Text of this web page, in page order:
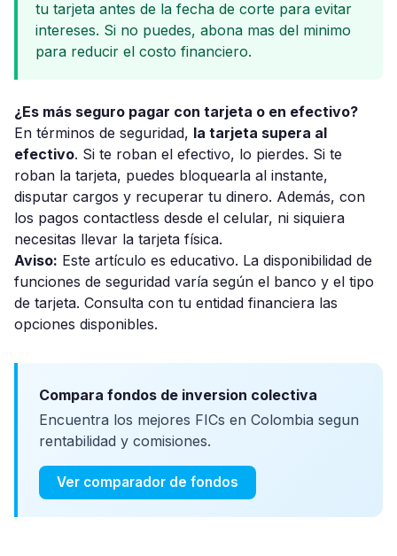
tu tarjeta antes de la fecha de corte para evitar
intereses. Si no puedes, abona mas del minimo
para reducir el costo financiero.
¿Es más seguro pagar con tarjeta o en efectivo?
En términos de seguridad, la tarjeta supera al
efectivo. Si te roban el efectivo, lo pierdes. Si te
roban la tarjeta, puedes bloquearla al instante,
disputar cargos y recuperar tu dinero. Además, con
los pagos contactless desde el celular, ni siquiera
necesitas llevar la tarjeta física.
Aviso: Este artículo es educativo. La disponibilidad de
funciones de seguridad varía según el banco y el tipo
de tarjeta. Consulta con tu entidad financiera las
opciones disponibles.
Compara fondos de inversion colectiva
Encuentra los mejores FICs en Colombia segun
rentabilidad y comisiones.
Ver comparador de fondos